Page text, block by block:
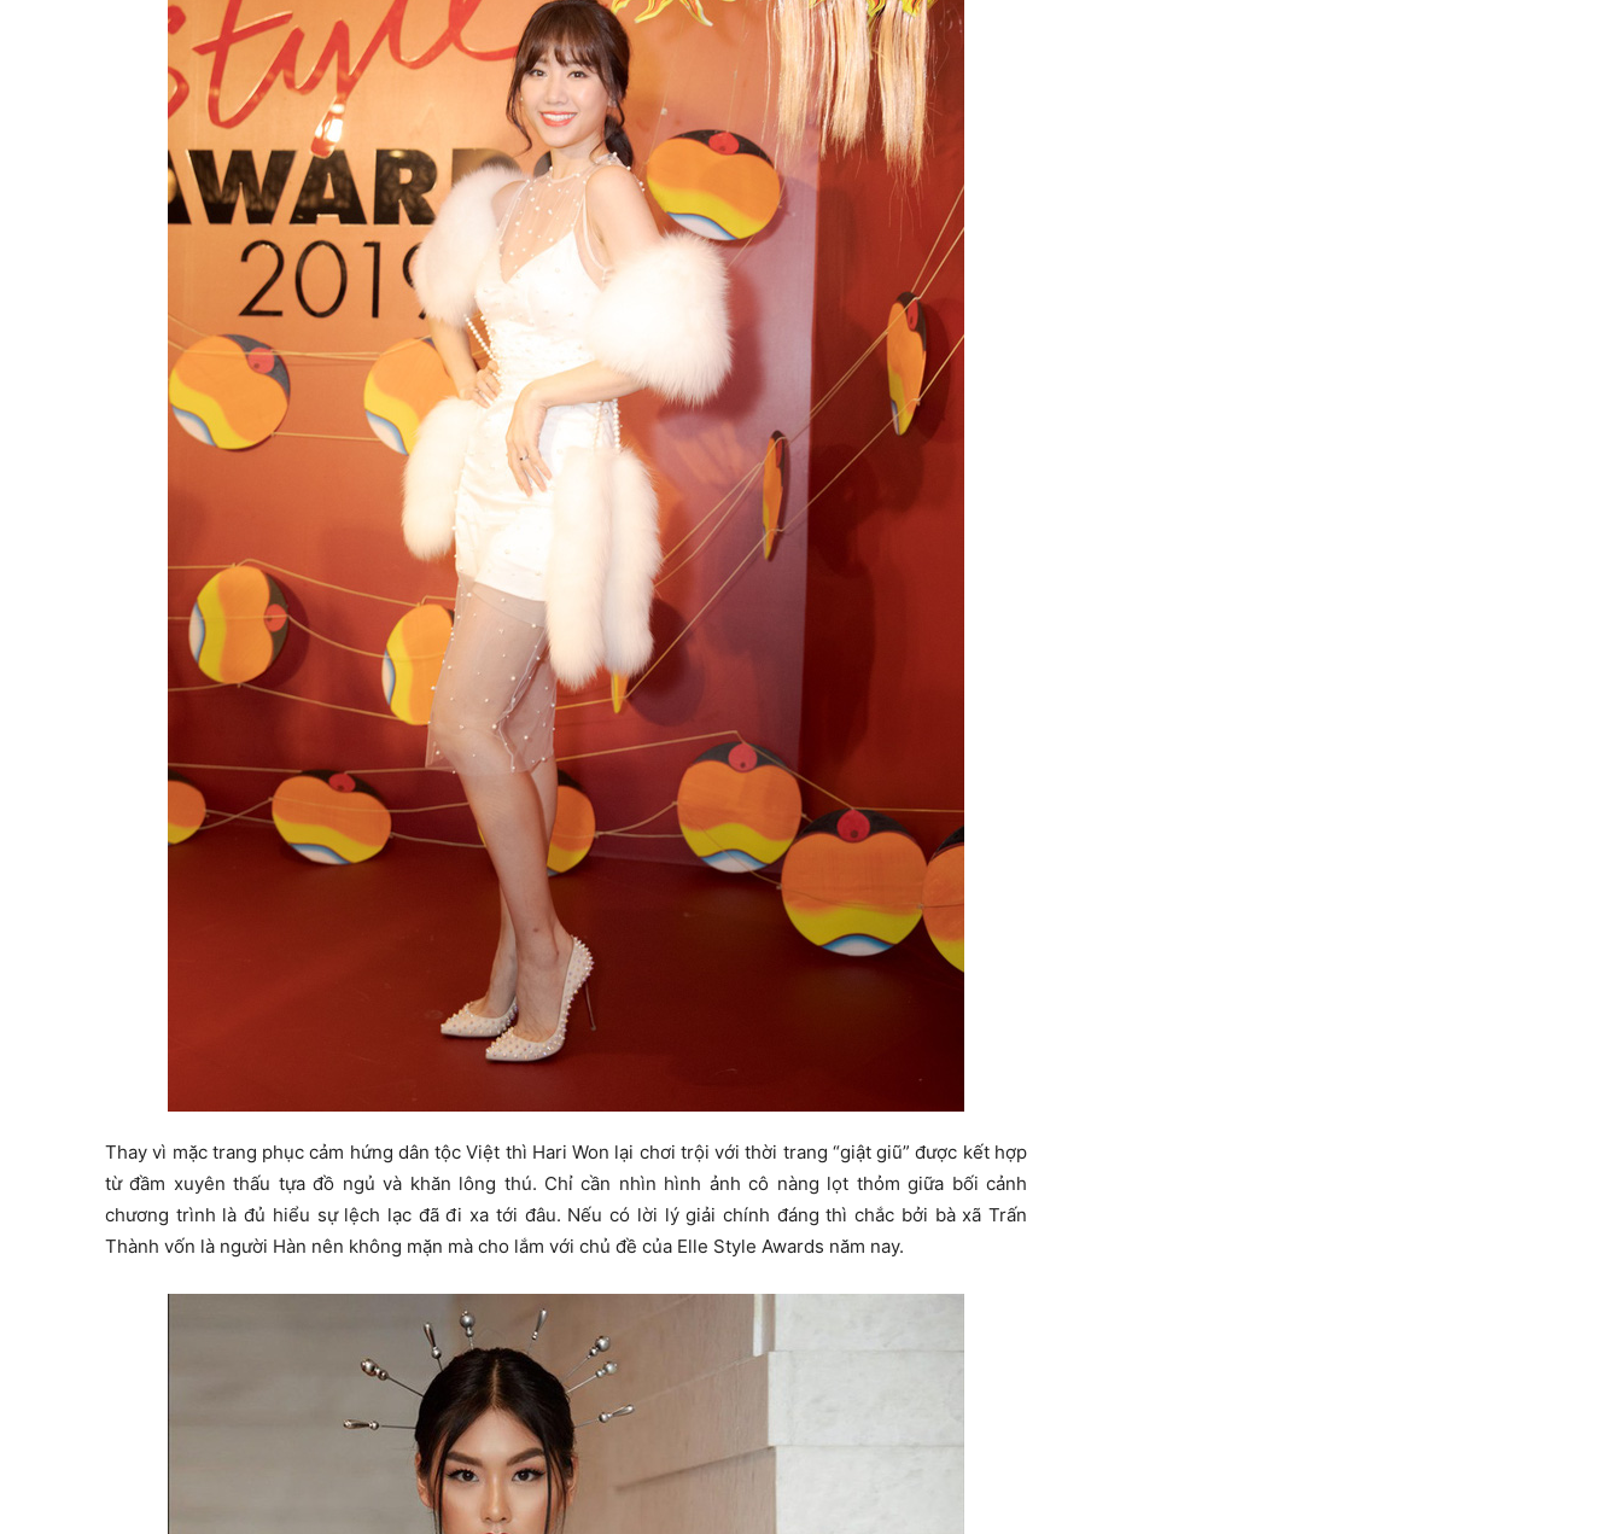
Thay vì mặc trang phục cảm hứng dân tộc Việt thì Hari Won lại chơi trội với thời trang “giật giũ” được kết hợp
từ đầm xuyên thấu tựa đồ ngủ và khăn lông thú. Chỉ cần nhìn hình ảnh cô nàng lọt thỏm giữa bối cảnh
chương trình là đủ hiểu sự lệch lạc đã đi xa tới đâu. Nếu có lời lý giải chính đáng thì chắc bởi bà xã Trấn
Thành vốn là người Hàn nên không mặn mà cho lắm với chủ đề của Elle Style Awards năm nay.